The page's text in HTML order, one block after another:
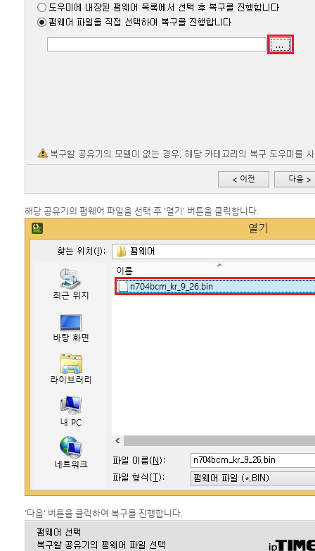
해당 공유기의 펌웨어 파일을 선택 후 '열기' 버튼을 클릭합니다.
'다음' 버튼을 클릭하여 복구를 진행합니다.